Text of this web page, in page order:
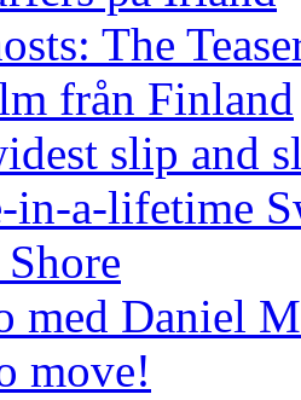
The
från Finland
slip and
in-a-lifetime
med Daniel
move!